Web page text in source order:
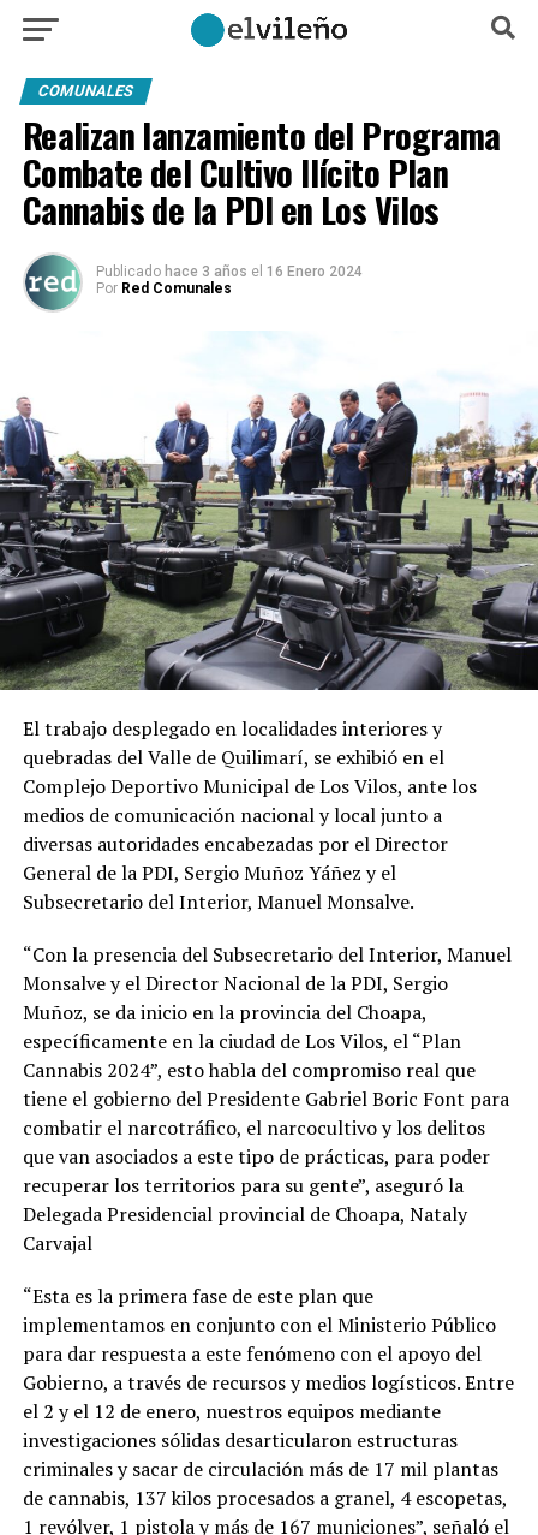
COMUNALES
Realizan lanzamiento del Programa
Combate del Cultivo Ilícito Plan
Cannabis de la PDI en Los Vilos
Publicado hace 3 años el 16 Enero 2024
Por Red Comunales
El trabajo desplegado en localidades interiores y
quebradas del Valle de Quilimarí, se exhibió en el
Complejo Deportivo Municipal de Los Vilos, ante los
medios de comunicación nacional y local junto a
diversas autoridades encabezadas por el Director
General de la PDI, Sergio Muñoz Yáñez y el
Subsecretario del Interior, Manuel Monsalve.
“Con la presencia del Subsecretario del Interior, Manuel
Monsalve y el Director Nacional de la PDI, Sergio
Muñoz, se da inicio en la provincia del Choapa,
específicamente en la ciudad de Los Vilos, el “Plan
Cannabis 2024”, esto habla del compromiso real que
tiene el gobierno del Presidente Gabriel Boric Font para
combatir el narcotráfico, el narcocultivo y los delitos
que van asociados a este tipo de prácticas, para poder
recuperar los territorios para su gente”, aseguró la
Delegada Presidencial provincial de Choapa, Nataly
Carvajal
“Esta es la primera fase de este plan que
implementamos en conjunto con el Ministerio Público
para dar respuesta a este fenómeno con el apoyo del
Gobierno, a través de recursos y medios logísticos. Entre
el 2 y el 12 de enero, nuestros equipos mediante
investigaciones sólidas desarticularon estructuras
criminales y sacar de circulación más de 17 mil plantas
de cannabis, 137 kilos procesados a granel, 4 escopetas,
1 revólver, 1 pistola y más de 167 municiones”, señaló el